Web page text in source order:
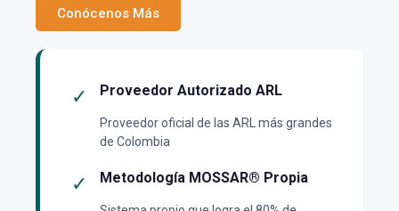
Conócenos Más
✓ Proveedor Autorizado ARL
Proveedor oficial de las ARL más grandes
de Colombia
✓ Metodología MOSSAR® Propia